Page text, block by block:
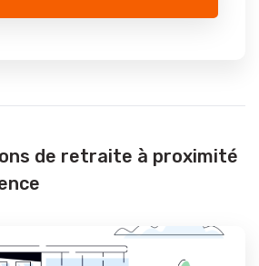
de retraite à proximité